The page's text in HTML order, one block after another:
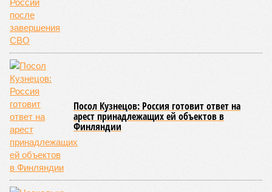
Посол Кузнецов: Россия готовит ответ на
арест принадлежащих ей объектов в
Финляндии